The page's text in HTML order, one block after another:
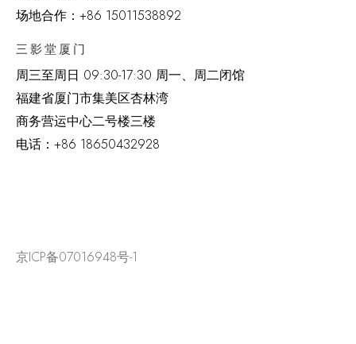
场地合作：+86 15011538892
三影堂厦门
周三至周日 09:30-17:30 周一、周二闭馆
福建省厦门市集美区杏林湾
商务营运中心二号楼三楼
电话： +86 18650432928
京ICP备07016948号-1